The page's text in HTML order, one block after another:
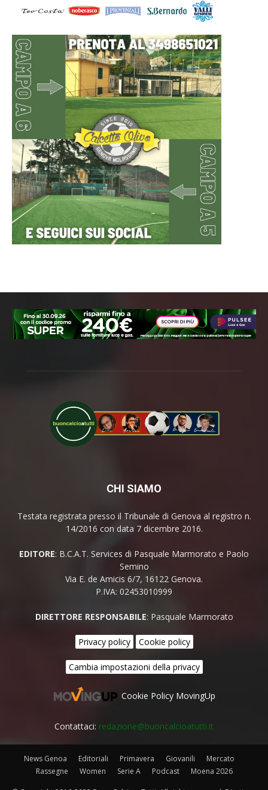
CHI SIAMO
Testata registrata presso il Tribunale di Genova al registro n.
14/2016 con data 7 dicembre 2016.
EDITORE: B.C.A.T. Services di Pasquale Marmorato e Paolo
Semino
Via E. de Amicis 6/7, 16122 Genova.
P.IVA: 02453010999
DIRETTORE RESPONSABILE: Pasquale Marmorato
Privacy policy Cookie policy
Cambia impostazioni della privacy
Cookie Policy MovingUp
Contattaci: redazione@buoncalcioatutti.it
News Genoa Editoriali Primavera Giovanili
Mercato
Rassegne
Women Serie A Podcast Moena 2026